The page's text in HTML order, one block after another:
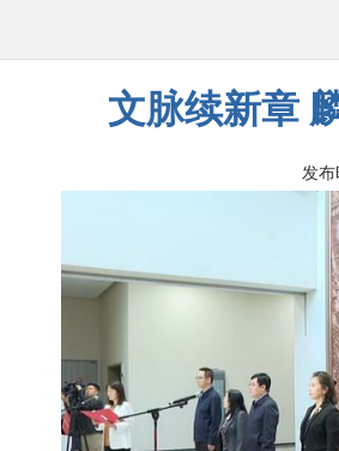
文脉续新章
发